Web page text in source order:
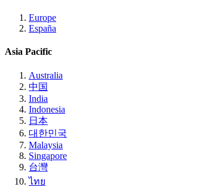
Europe
España
Asia Pacific
Australia
中国
India
Indonesia
日本
대한민국
Malaysia
Singapore
台灣
ไทย